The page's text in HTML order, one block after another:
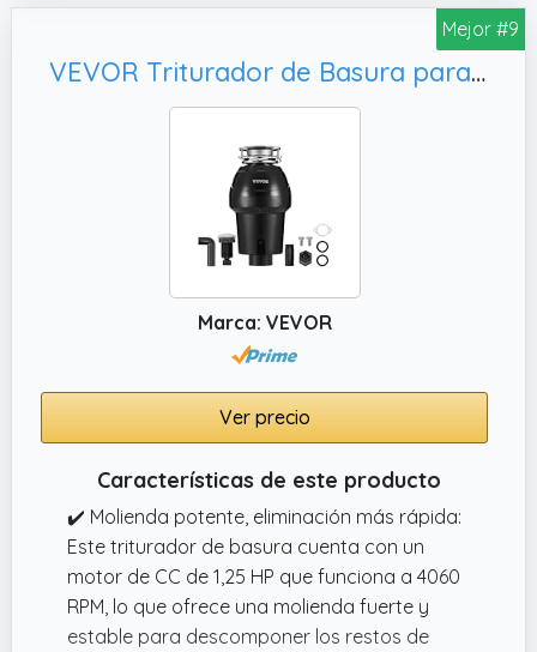
desechos de alimentos permite una
herramientas especializadas ni pasos
complicados, lo que ahorra tiempo y
✔️ Construcción duradera y de larga
duración: Construido con una carcasa de
ABS resistente al agua y a la corrosión y un
sistema de molienda de acero inoxidable de
alta resistencia, este triturador de basura de
cocina ofrece un rendimiento duradero,
incluso en condiciones de humedad, para un
Mejor #9
VEVOR Triturador de Basura para Fregadero de Cocina, 210 x 210 x 390 mm
Marca: VEVOR
Ver precio
Características de este producto
✔️ Molienda potente, eliminación más rápida:
Este triturador de basura cuenta con un
motor de CC de 1,25 HP que funciona a 4060
RPM, lo que ofrece una molienda fuerte y
estable para descomponer los restos de